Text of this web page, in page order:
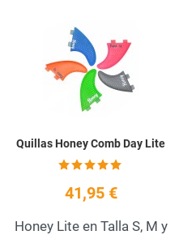
Quillas Honey Comb Day Lite
41,95 €
Honey Lite en Talla S, M y